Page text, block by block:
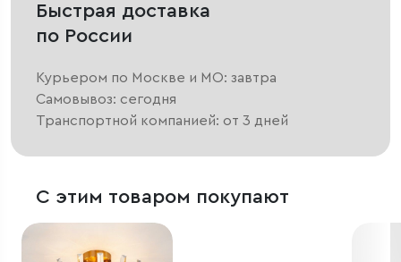
Быстрая доставка
по России
Курьером по Москве и МО: завтра
Самовывоз: сегодня
Транспортной компанией: от 3 дней
С этим товаром покупают